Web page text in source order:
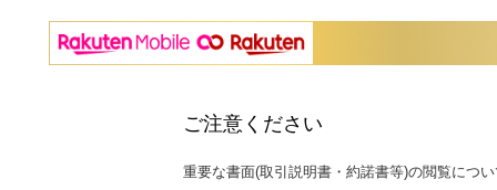
ご注意ください
重要な書面(取引説明書・約諾書等)の閲覧につ